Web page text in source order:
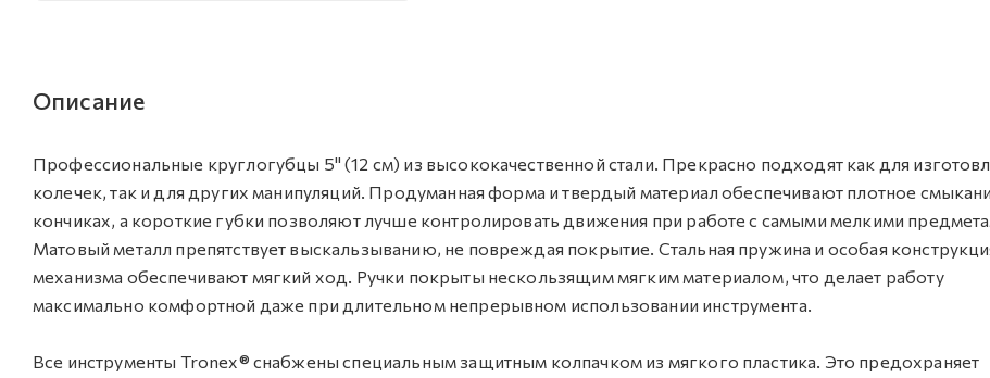
Описание
Профессиональные круглогубцы 5" (12 см) из высококачественной стали. Прекрасно подходят как для
колечек, так и для других манипуляций. Продуманная форма и твердый материал обеспечивают плотное
кончиках, а короткие губки позволяют лучше контролировать движения при работе с самыми мелкими
Матовый металл препятствует выскальзыванию, не повреждая покрытие. Стальная пружина и особая
механизма обеспечивают мягкий ход. Ручки покрыты нескользящим мягким материалом, что делает работу
максимально комфортной даже при длительном непрерывном использовании инструмента.
Все инструменты Tronex® снабжены специальным защитным колпачком из мягкого пластика. Это предохраняет